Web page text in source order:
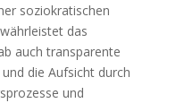
soziokratischen
das
auch transparente
die Aufsicht durch
und